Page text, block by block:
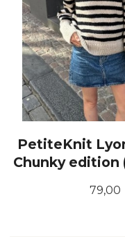
PetiteKnit
Chunky edition
Pris
79,00